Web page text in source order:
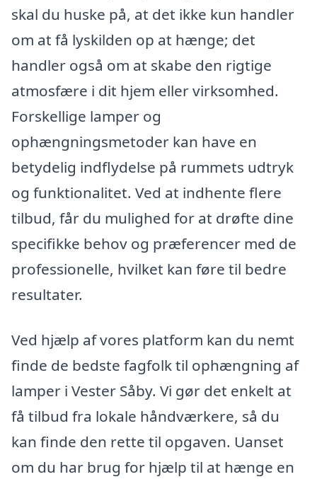
skal du huske på, at det ikke kun handler
om at få lyskilden op at hænge; det
handler også om at skabe den rigtige
atmosfære i dit hjem eller virksomhed.
Forskellige lamper og
ophængningsmetoder kan have en
betydelig indflydelse på rummets udtryk
og funktionalitet. Ved at indhente flere
tilbud, får du mulighed for at drøfte dine
specifikke behov og præferencer med de
professionelle, hvilket kan føre til bedre
resultater.
Ved hjælp af vores platform kan du nemt
finde de bedste fagfolk til ophængning af
lamper i Vester Såby. Vi gør det enkelt at
få tilbud fra lokale håndværkere, så du
kan finde den rette til opgaven. Uanset
om du har brug for hjælp til at hænge en